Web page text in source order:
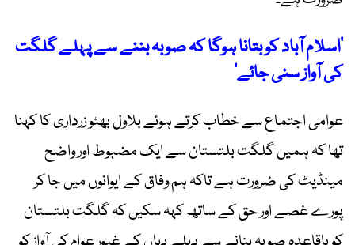
’اسلام آباد کو بتانا ہوگا کہ صوبہ بننے سے پہلے گلگت
کی آواز سنی جائے‘
عوامی اجتماع سے خطاب کرتے ہوئے بلاول بھٹو زرداری کا کہنا
تھا کہ ہمیں گلگت بلتستان سے ایک مضبوط اور واضح
مینڈیٹ کی ضرورت ہے تاکہ ہم وفاق کے ایوانوں میں جا کر
پورے غصے اور حق کے ساتھ کہہ سکیں کہ گلگت بلتستان